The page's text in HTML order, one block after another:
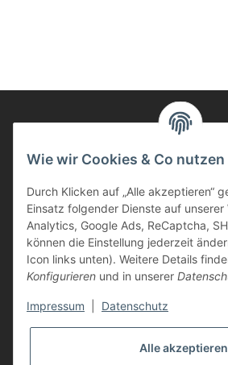
Informationen
Kunden Service
Haben Sie Fragen zu unseren
Dann rufen Sie uns gerne an:
Tel: 0621/9767200
Mo.-Fr. 08:45-17:00 Uhr
oder schreiben Sie uns:
info@printer-express.de
Wie wir Cookies & Co nutzen
Durch Klicken auf „Alle akzeptieren“
Einsatz folgender Dienste auf unserer
Analytics, Google Ads, ReCaptcha,
können die Einstellung jederzeit
Icon links unten). Weitere Details
Konfigurieren und in unserer
Impressum Datenschutz
Alle akzeptieren